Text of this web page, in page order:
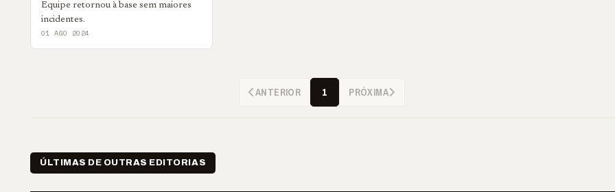
Equipe retornou à base sem maiores
incidentes.
01 AGO 2024
ANTERIOR 1 PRÓXIMA
ÚLTIMAS DE OUTRAS EDITORIAS